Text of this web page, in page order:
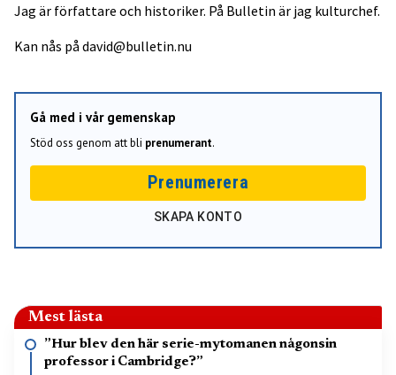
Jag är författare och historiker. På Bulletin är jag kulturchef.
Kan nås på david@bulletin.nu
Gå med i vår gemenskap
Stöd oss genom att bli prenumerant.
Prenumerera
SKAPA KONTO
Mest lästa
”Hur blev den här serie-mytomanen någonsin
professor i Cambridge?”